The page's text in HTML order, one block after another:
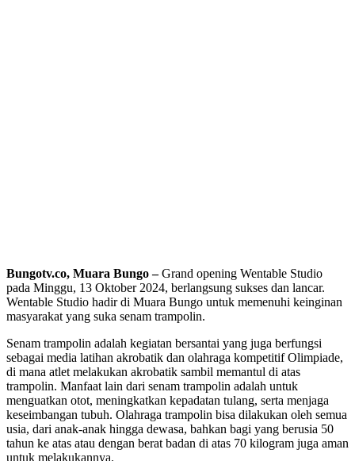
Bungotv.co, Muara Bungo–Grand opening Wentable Studio
pada Minggu, 13 Oktober 2024, berlangsung sukses dan lancar.
Wentable Studio hadir di Muara Bungo untuk memenuhi keinginan
masyarakat yang suka senam trampolin.
Senam trampolin adalah kegiatan bersantai yang juga berfungsi
sebagai media latihan akrobatik dan olahraga kompetitif Olimpiade,
di mana atlet melakukan akrobatik sambil memantul di atas
trampolin. Manfaat lain dari senam trampolin adalah untuk
menguatkan otot, meningkatkan kepadatan tulang, serta menjaga
keseimbangan tubuh. Olahraga trampolin bisa dilakukan oleh semua
usia, dari anak-anak hingga dewasa, bahkan bagi yang berusia 50
tahun ke atas atau dengan berat badan di atas 70 kilogram juga aman
untuk melakukannya.